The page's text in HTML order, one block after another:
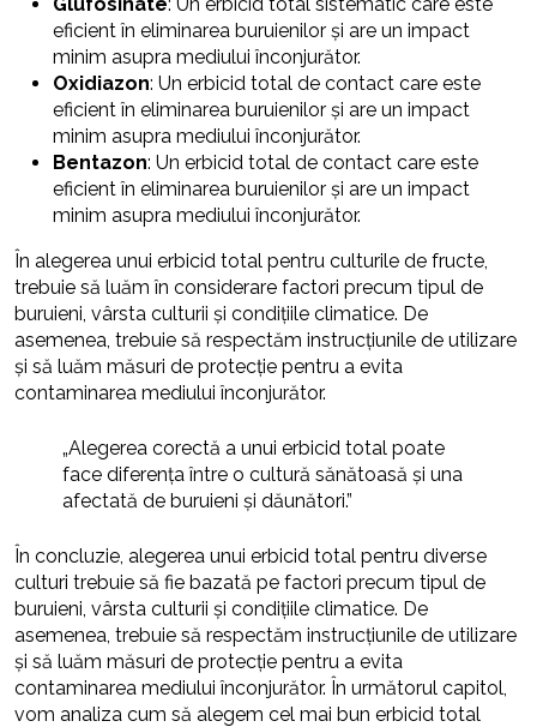
eficient în eliminarea buruienilor și are un impact
minim asupra mediului înconjurător.
Oxidiazon: Un erbicid total de contact care este
eficient în eliminarea buruienilor și are un impact
minim asupra mediului înconjurător.
Bentazon: Un erbicid total de contact care este
eficient în eliminarea buruienilor și are un impact
minim asupra mediului înconjurător.
În alegerea unui erbicid total pentru culturile de fructe,
trebuie să luăm în considerare factori precum tipul de
buruieni, vârsta culturii și condițiile climatice. De
asemenea, trebuie să respectăm instrucțiunile de utilizare
și să luăm măsuri de protecție pentru a evita
contaminarea mediului înconjurător.
„Alegerea corectă a unui erbicid total poate
face diferența între o cultură sănătoasă și una
afectată de buruieni și dăunători.”
În concluzie, alegerea unui erbicid total pentru diverse
culturi trebuie să fie bazată pe factori precum tipul de
buruieni, vârsta culturii și condițiile climatice. De
asemenea, trebuie să respectăm instrucțiunile de utilizare
și să luăm măsuri de protecție pentru a evita
contaminarea mediului înconjurător. În următorul capitol,
vom analiza cum să alegem cel mai bun erbicid total